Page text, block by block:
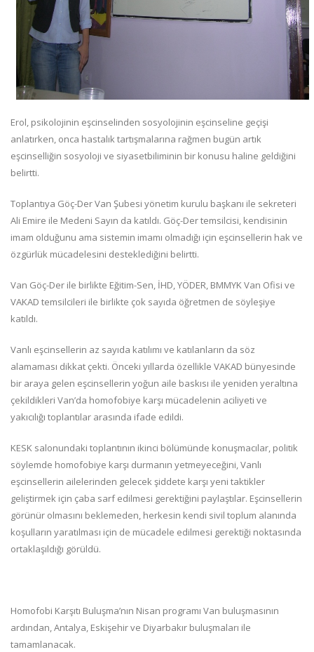
Erol, psikolojinin eşcinselinden sosyolojinin eşcinseline geçişi
anlatırken, onca hastalık tartışmalarına rağmen bugün artık
eşcinselliğin sosyoloji ve siyasetbiliminin bir konusu haline geldiğini
belirtti.
Toplantıya Göç-Der Van Şubesi yönetim kurulu başkanı ile sekreteri
Ali Emire ile Medeni Sayın da katıldı. Göç-Der temsilcisi, kendisinin
imam olduğunu ama sistemin imamı olmadığı için eşcinsellerin hak ve
özgürlük mücadelesini desteklediğini belirtti.
Van Göç-Der ile birlikte Eğitim-Sen, İHD, YÖDER, BMMYK Van Ofisi ve
VAKAD temsilcileri ile birlikte çok sayıda öğretmen de söyleşiye
katıldı.
Vanlı eşcinsellerin az sayıda katılımı ve katılanların da söz
alamaması dikkat çekti. Önceki yıllarda özellikle VAKAD bünyesinde
bir araya gelen eşcinsellerin yoğun aile baskısı ile yeniden yeraltına
çekildikleri Van’da homofobiye karşı mücadelenin aciliyeti ve
yakıcılığı toplantılar arasında ifade edildi.
KESK salonundaki toplantının ikinci bölümünde konuşmacılar, politik
söylemde homofobiye karşı durmanın yetmeyeceğini, Vanlı
eşcinsellerin ailelerinden gelecek şiddete karşı yeni taktikler
geliştirmek için çaba sarf edilmesi gerektiğini paylaştılar. Eşcinsellerin
görünür olmasını beklemeden, herkesin kendi sivil toplum alanında
koşulların yaratılması için de mücadele edilmesi gerektiği noktasında
ortaklaşıldığı görüldü.
Homofobi Karşıtı Buluşma’nın Nisan programı Van buluşmasının
ardından, Antalya, Eskişehir ve Diyarbakır buluşmaları ile
tamamlanacak.